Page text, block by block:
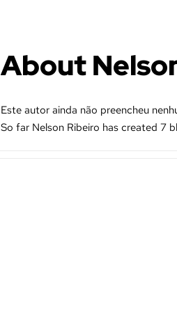
About
Este autor ainda não preencheu
So far Nelson Ribeiro has created 7